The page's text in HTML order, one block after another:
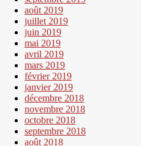
août 2019
juillet 2019
juin 2019
mai 2019
avril 2019
mars 2019
février 2019
janvier 2019
décembre 2018
novembre 2018
octobre 2018
septembre 2018
août 2018